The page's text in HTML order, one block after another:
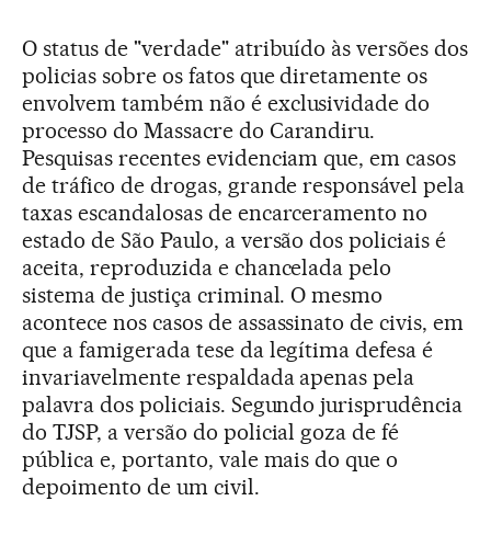
O status de "verdade" atribuído às versões dos
policias sobre os fatos que diretamente os
envolvem também não é exclusividade do
processo do Massacre do Carandiru.
Pesquisas recentes evidenciam que, em casos
de tráfico de drogas, grande responsável pela
taxas escandalosas de encarceramento no
estado de São Paulo, a versão dos policiais é
aceita, reproduzida e chancelada pelo
sistema de justiça criminal. O mesmo
acontece nos casos de assassinato de civis, em
que a famigerada tese da legítima defesa é
invariavelmente respaldada apenas pela
palavra dos policiais. Segundo jurisprudência
do TJSP, a versão do policial goza de fé
pública e, portanto, vale mais do que o
depoimento de um civil.